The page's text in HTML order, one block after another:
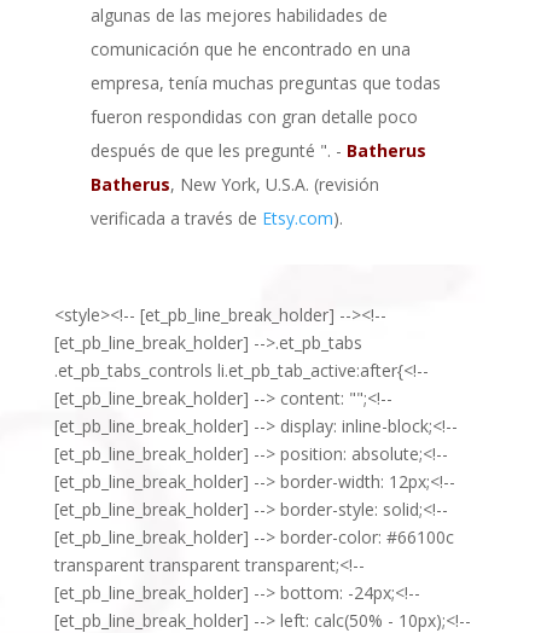
algunas de las mejores habilidades de
comunicación que he encontrado en una
empresa, tenía muchas preguntas que todas
fueron respondidas con gran detalle poco
después de que les pregunté ". - Batherus
Batherus, New York, U.S.A. (revisión
verificada a través de Etsy.com).
<style><!-- [et_pb_line_break_holder] --><!--
[et_pb_line_break_holder] -->.et_pb_tabs
.et_pb_tabs_controls li.et_pb_tab_active:after{<!--
[et_pb_line_break_holder] --> content: "";<!--
[et_pb_line_break_holder] --> display: inline-block;<!--
[et_pb_line_break_holder] --> position: absolute;<!--
[et_pb_line_break_holder] --> border-width: 12px;<!--
[et_pb_line_break_holder] --> border-style: solid;<!--
[et_pb_line_break_holder] --> border-color: #66100c
transparent transparent transparent;<!--
[et_pb_line_break_holder] --> bottom: -24px;<!--
[et_pb_line_break_holder] --> left: calc(50% - 10px);<!--